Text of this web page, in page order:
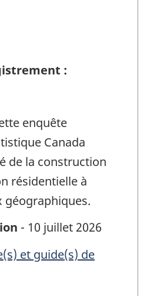
:
enquête
Canada
de la construction
résidentielle à
géographiques.
- 10 juillet 2026
et guide(s) de